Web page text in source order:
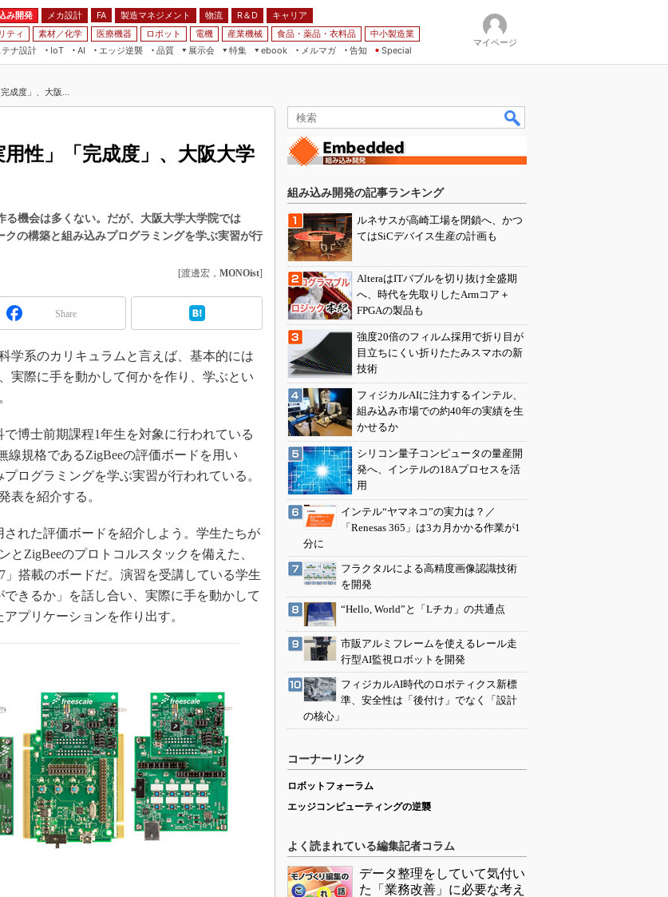
み開発 メカ設計 FA 製造マネジメント 物流 R＆D
キャリア
ティ 素材／化学 医療機器 ロボット 電機 産業機械 食品・薬品・衣料品
中小製造業
ナ設計
IoT
AI
エッジ逆襲 品質
展示会
JIMTOF
IIFES
TECHNO-FRONTIER
EdgeTech+
AUTOMOTIVE WORLD
産業オープンネット展
特集
つながるクルマ
VR／AR
組み込み画像技術
組み込みモデリング
ISO26262
3Dプリンタ
インダストリー4.0
イノベーション
植物工場
知財マネジメント
グローバル設計・開発
ebook
FA
メルマガ
告知 Special
マイページ
成度」、大阪...
性」「完成度」、大阪大学
機会は多くない。だが、大阪大学大学院では
の構築と組み込みプログラミングを学ぶ実習が行
[渡邊宏， MONOist]
Share
学系のカリキュラムと言えば、基本的には
実際に手を動かして何かを作り、学ぶとい
博士前期課程1年生を対象に行われている
線規格であるZigBeeの評価ボードを用い
ログラミングを学ぶ実習が行われている。
表を紹介する。
れた評価ボードを紹介しよう。学生たちが
ZigBeeのプロトコルスタックを備えた、
搭載のボードだ。演習を受講している学生
きるか」を話し合い、実際に手を動かして
プリケーションを作り出す。
組み込み開発の記事ランキング
ルネサスが高崎工場を閉鎖へ、かつ
てはSiCデバイス生産の計画も
AlteraはITバブルを切り抜け全盛期
へ、時代を先取りしたArmコア＋
FPGAの製品も
強度20倍のフィルム採用で折り目が
目立ちにくい折りたたみスマホの新
技術
フィジカルAIに注力するインテル、
組み込み市場での約40年の実績を生
かせるか
シリコン量子コンピュータの量産開
発へ、インテルの18Aプロセスを活
用
インテル“ヤマネコ”の実力は？／
「Renesas 365」は3カ月かかる作業が1
分に
フラクタルによる高精度画像認識技術
を開発
“Hello, World”と「Lチカ」の共通点
市販アルミフレームを使えるレール走
行型AI監視ロボットを開発
フィジカルAI時代のロボティクス新標
準、安全性は「後付け」でなく「設計
の核心」
コーナーリンク
ロボットフォーラム
エッジコンピューティングの逆襲
よく読まれている編集記者コラム
データ整理をしていて気付い
た「業務改善」に必要な考え